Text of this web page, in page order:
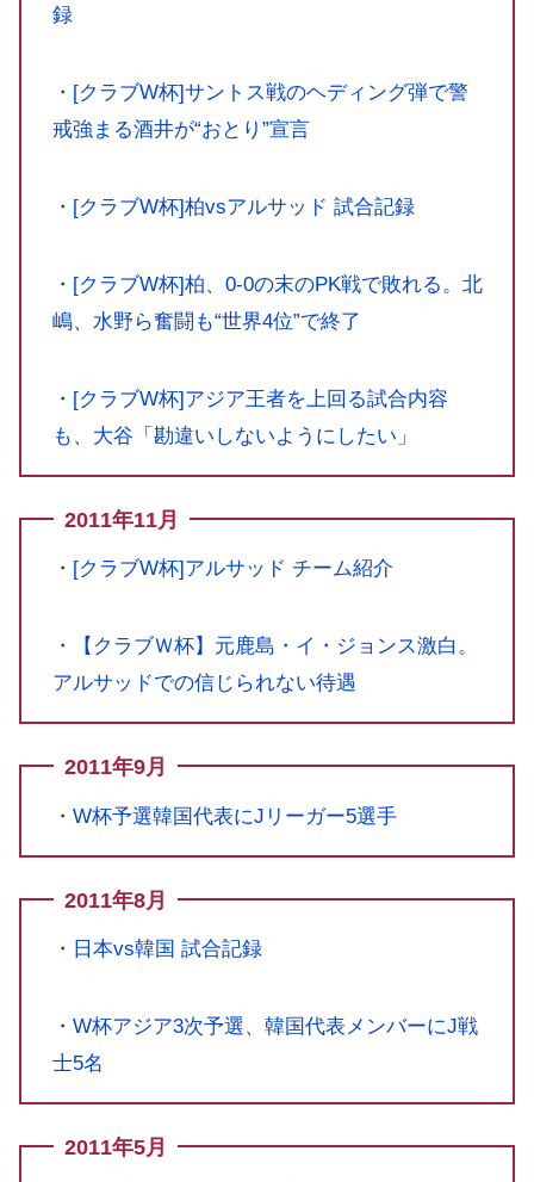
録
・ [クラブW杯]サントス戦のヘディング弾で警
戒強まる酒井が“おとり”宣言
・ [クラブW杯]柏vsアルサッド 試合記録
・ [クラブW杯]柏、0-0の末のPK戦で敗れる。北
嶋、水野ら奮闘も“世界4位”で終了
・ [クラブW杯]アジア王者を上回る試合内容
も、大谷「勘違いしないようにしたい」
2011年11月
・ [クラブW杯]アルサッド チーム紹介
・
【クラブＷ杯】元鹿島・イ・ジョンス激白。
アルサッドでの信じられない待遇
2011年9月
・ W杯予選韓国代表にJリーガー5選手
2011年8月
・ 日本vs韓国 試合記録
・ W杯アジア3次予選、韓国代表メンバーにJ戦
士5名
2011年5月